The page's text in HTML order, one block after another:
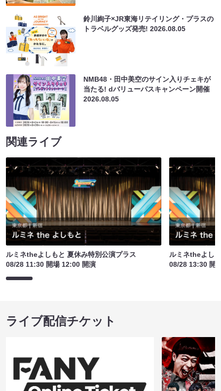
鈴川絢子×JR東海リテイリング・プラスの
トラベルグッズ発売!2026.08.05
NMB48・田中美空のサイン入りチェキが
当たる! dバリューパスキャンペーン開催
2026.08.05
関連ライブ
ルミネtheよしもと 夏休み特別公演プラス
08/28 11:30 開場 12:00 開演
ルミネtheよし
08/28 13:30 開
ライブ配信チケット